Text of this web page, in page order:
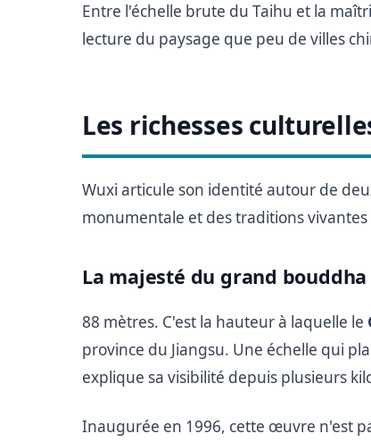
Entre l'échelle brute du Taihu et la
lecture du paysage que peu de villes
Les richesses
Wuxi articule son identité autour de
monumentale et des traditions
La majesté du grand
88 mètres. C'est la hauteur à laquelle le
province du Jiangsu. Une échelle qui
explique sa visibilité depuis plusieurs
Inaugurée en 1996, cette œuvre n'est